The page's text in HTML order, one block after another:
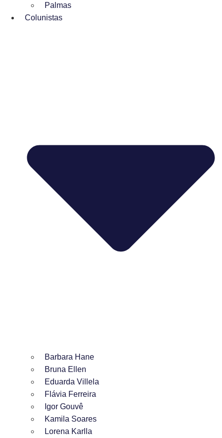
Palmas
Colunistas
Barbara Hane
Bruna Ellen
Eduarda Villela
Flávia Ferreira
Igor Gouvê
Kamila Soares
Lorena Karlla